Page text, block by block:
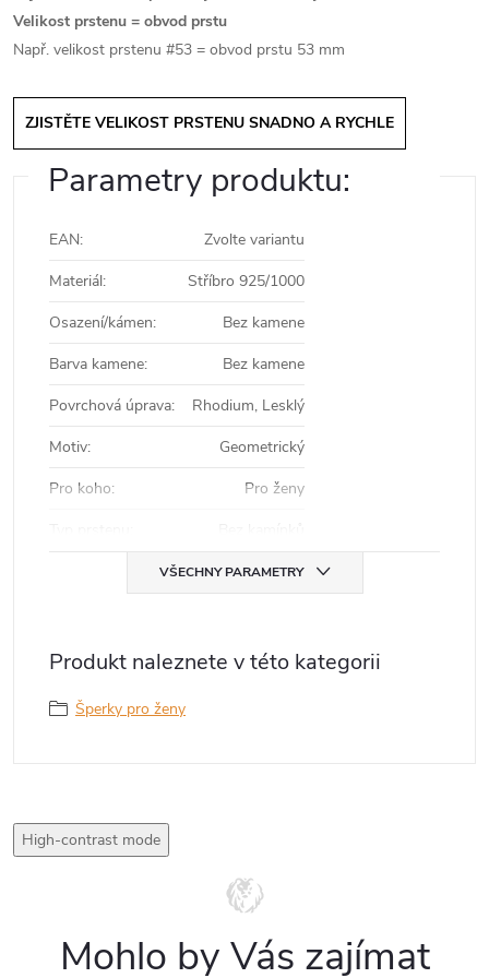
Velikost prstenu = obvod prstu
Např. velikost prstenu #53 = obvod prstu 53 mm
ZJISTĚTE VELIKOST PRSTENU SNADNO A RYCHLE
Parametry produktu:
EAN:
Zvolte variantu
Materiál:
Stříbro 925/1000
Osazení/kámen:
Bez kamene
Barva kamene:
Bez kamene
Povrchová úprava:
Rhodium, Lesklý
Motiv:
Geometrický
Pro koho:
Pro ženy
VŠECHNY PARAMETRY
Produkt naleznete v této kategorii
Šperky pro ženy
High-contrast mode
Mohlo by Vás zajímat